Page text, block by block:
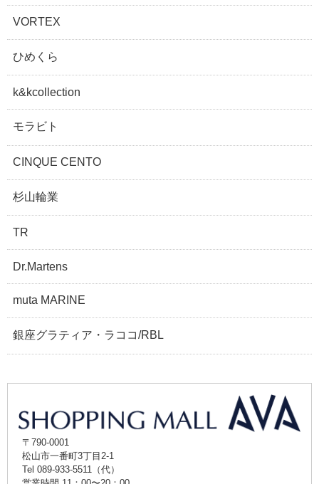
VORTEX
ひめくら
k&kcollection
モラビト
CINQUE CENTO
杉山輪業
TR
Dr.Martens
muta MARINE
銀座グラティア・ラココ/RBL
〒790-0001
松山市一番町3丁目2-1
Tel 089-933-5511（代）